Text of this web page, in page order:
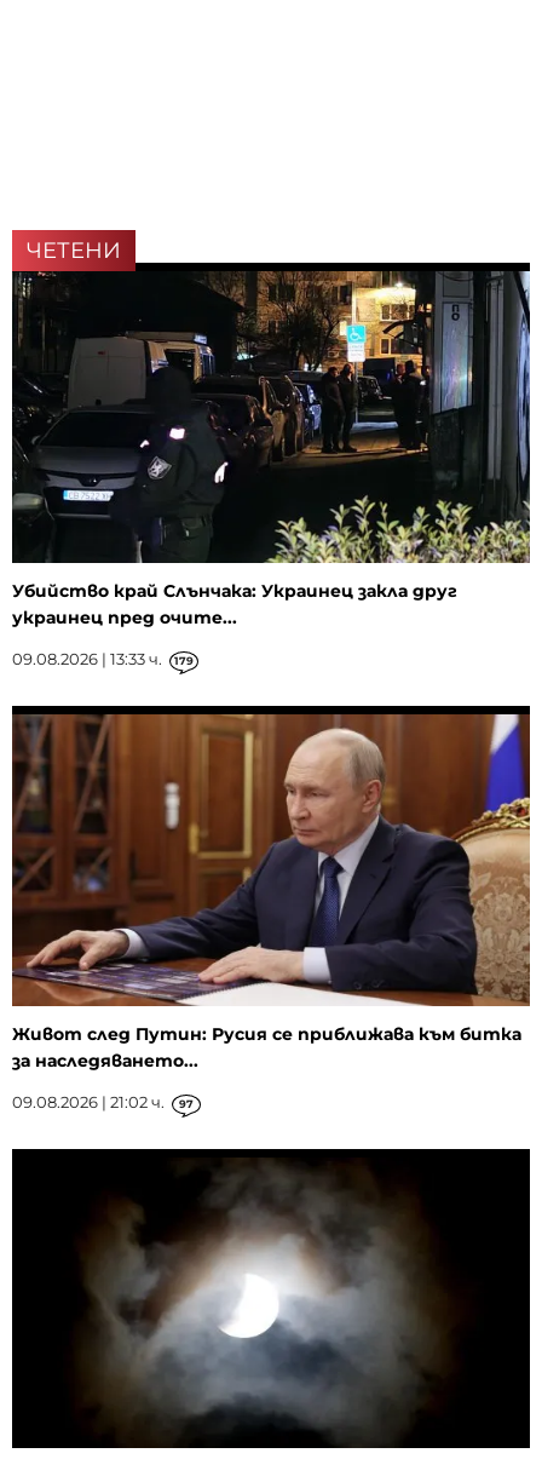
ЧЕТЕНИ
Убийство край Слънчака: Украинец закла друг
украинец пред очите...
09.08.2026 | 13:33 ч. 179
Живот след Путин: Русия се приближава към битка
за наследяването...
09.08.2026 | 21:02 ч. 97